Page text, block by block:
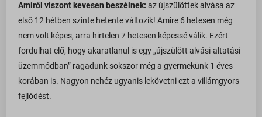
Amiről viszont kevesen beszélnek: az újszülöttek alvása az
első 12 hétben szinte hetente változik! Amire 6 hetesen még
nem volt képes, arra hirtelen 7 hetesen képessé válik. Ezért
fordulhat elő, hogy akaratlanul is egy „újszülött alvási-altatási
üzemmódban” ragadunk sokszor még a gyermekünk 1 éves
korában is. Nagyon nehéz ugyanis lekövetni ezt a villámgyors
fejlődést.